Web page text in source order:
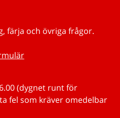
färja och övriga frågor.
(dygnet runt för
fel som kräver omedelbar